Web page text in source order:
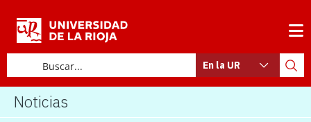
En la UR
Noticias